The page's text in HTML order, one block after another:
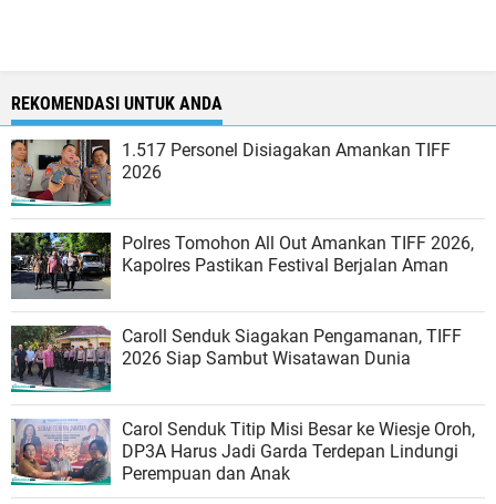
REKOMENDASI UNTUK ANDA
1.517 Personel Disiagakan Amankan TIFF
2026
Polres Tomohon All Out Amankan TIFF 2026,
Kapolres Pastikan Festival Berjalan Aman
Caroll Senduk Siagakan Pengamanan, TIFF
2026 Siap Sambut Wisatawan Dunia
Carol Senduk Titip Misi Besar ke Wiesje Oroh,
DP3A Harus Jadi Garda Terdepan Lindungi
Perempuan dan Anak